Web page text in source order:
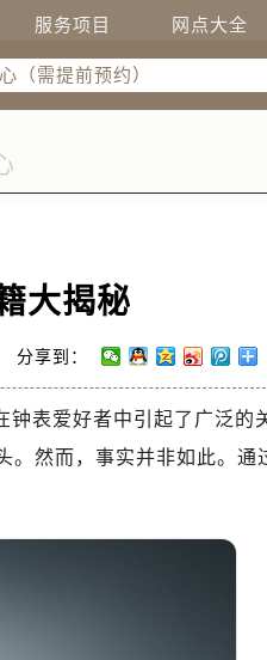
服务项目 网点大全
中心（需提前预约）
（需提前预约）
大揭秘
分享到：
钟表爱好者中引起了广泛的
。然而，事实并非如此。通